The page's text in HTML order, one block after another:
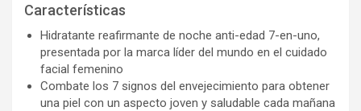
Características
Hidratante reafirmante de noche anti-edad 7-en-uno,
presentada por la marca líder del mundo en el cuidado
facial femenino
Combate los 7 signos del envejecimiento para obtener
una piel con un aspecto joven y saludable cada mañana